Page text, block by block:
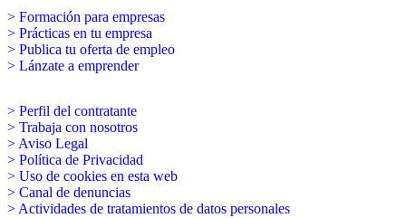
> Formación para empresas
> Prácticas en tu empresa
> Publica tu oferta de empleo
> Lánzate a emprender
> Perfil del contratante
> Trabaja con nosotros
> Aviso Legal
> Política de Privacidad
> Uso de cookies en esta web
> Canal de denuncias
> Actividades de tratamientos de datos personales